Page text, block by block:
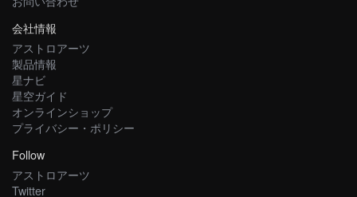
会社情報
アストロアーツ
製品情報
星ナビ
星空ガイド
オンラインショップ
プライバシー・ポリシー
Follow
アストロアーツ
Twitter